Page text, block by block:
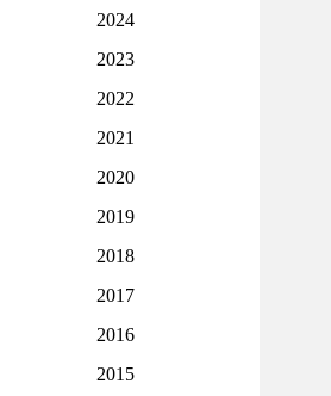
2024
2023
2022
2021
2020
2019
2018
2017
2016
2015